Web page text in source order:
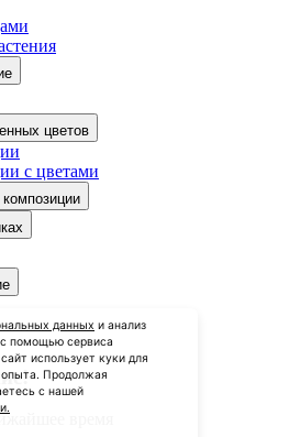
цветов
с цветами
время
данных и анализ
с помощью сервиса
использует куки для
опыта. Продолжая
с нашей